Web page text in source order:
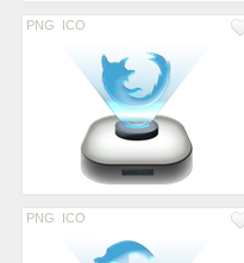
PNG ICO
PNG ICO